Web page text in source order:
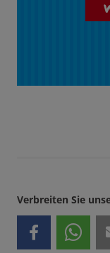
Verbreiten Sie